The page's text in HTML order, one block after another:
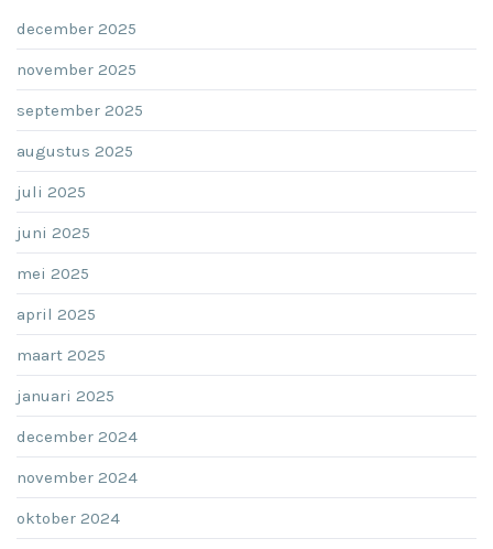
december 2025
november 2025
september 2025
augustus 2025
juli 2025
juni 2025
mei 2025
april 2025
maart 2025
januari 2025
december 2024
november 2024
oktober 2024